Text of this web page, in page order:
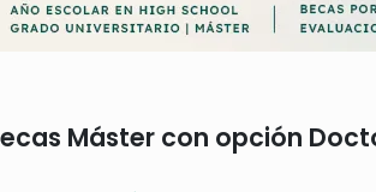
Máster con opción